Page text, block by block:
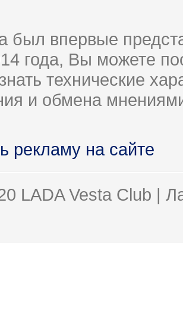
был впервые
года, Вы можете
технические
и обмена
рекламу на сайте
LADA Vesta Club |